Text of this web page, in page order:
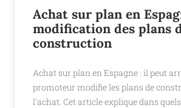
Achat sur plan en
modification des plans
construction
Achat sur plan en Espagne : il peut
promoteur modifie les plans de
l'achat. Cet article explique dans